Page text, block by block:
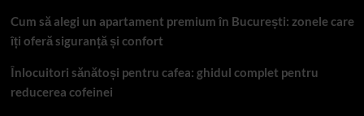
Cum să alegi un apartament premium în București: zonele care
îți oferă siguranță și confort
Înlocuitori sănătoși pentru cafea: ghidul complet pentru
reducerea cofeinei